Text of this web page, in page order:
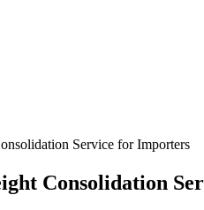
Service for Importers
Consolidation